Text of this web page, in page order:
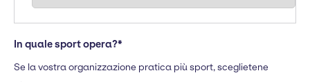
In quale sport opera?*
Se la vostra organizzazione pratica più sport, sceglietene